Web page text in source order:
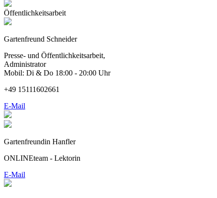
Öffentlichkeitsarbeit
Gartenfreund Schneider
Presse- und Öffentlichkeitsarbeit,
Administrator
Mobil: Di & Do 18:00 - 20:00 Uhr
+49 15111602661
E-Mail
Gartenfreundin Hanfler
ONLINEteam - Lektorin
E-Mail